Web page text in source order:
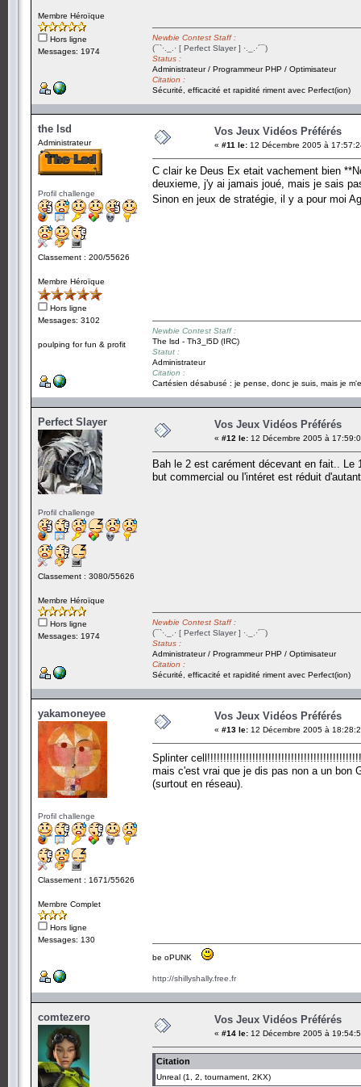
Membre Héroïque
Hors ligne
Messages: 1974
Newbie Contest Staff :
(¯`·._.· [ Perfect Slayer ] ·._.·´¯)
Status :
Administrateur / Programmeur PHP / Optimisateur
Citation :
Sécurité, efficacité et rapidité riment avec Perfect(ion)
the lsd
Administrateur
Profil challenge
Classement : 200/55626
Membre Héroïque
Hors ligne
Messages: 3102
poulping for fun & profit
Vos Jeux Vidéos Préférés
« #11 le: 12 Décembre 2005 à
C clair ke Deus Ex etait vachement bien
deuxieme, j'y ai jamais joué, mais je sais
Sinon en jeux de stratégie, il y a pour moi
Newbie Contest Staff :
The lsd - Th3_l5D (IRC)
Statut :
Administrateur
Citation :
Cartésien désabusé : je pense, donc je suis, mais je
Perfect Slayer
Profil challenge
Classement : 3080/55626
Membre Héroïque
Hors ligne
Messages: 1974
Vos Jeux Vidéos Préférés
« #12 le: 12 Décembre 2005 à
Bah le 2 est carément décevant en fait.. Le
but commercial ou l'intéret est réduit
Newbie Contest Staff :
(¯`·._.· [ Perfect Slayer ] ·._.·´¯)
Status :
Administrateur / Programmeur PHP / Optimisateur
Citation :
Sécurité, efficacité et rapidité riment avec Perfect(ion)
yakamoneyee
Profil challenge
Classement : 1671/55626
Membre Complet
Hors ligne
Messages: 130
Vos Jeux Vidéos Préférés
« #13 le: 12 Décembre 2005 à
Splinter
mais c'est vrai que je dis pas non a un bon
(surtout en réseau).
be oPUNK
http://shillyshally.free.fr
comtezero Vos Jeux Vidéos Préférés
« #14 le: 12 Décembre 2005 à
Citation
Unreal (1, 2, tournament, 2KX)